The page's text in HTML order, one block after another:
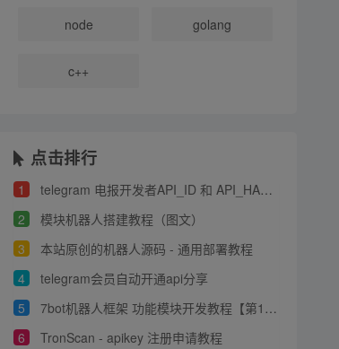
node golang
c++
点击排行
1
telegram 电报开发者API_ID 和 API_HASH 申请教程
2
模块机器人搭建教程（图文）
3
本站原创的机器人源码 - 通用部署教程
4
telegram会员自动开通api分享
5
7bot机器人框架 功能模块开发教程【第1章】
6
TronScan - apikey 注册申请教程